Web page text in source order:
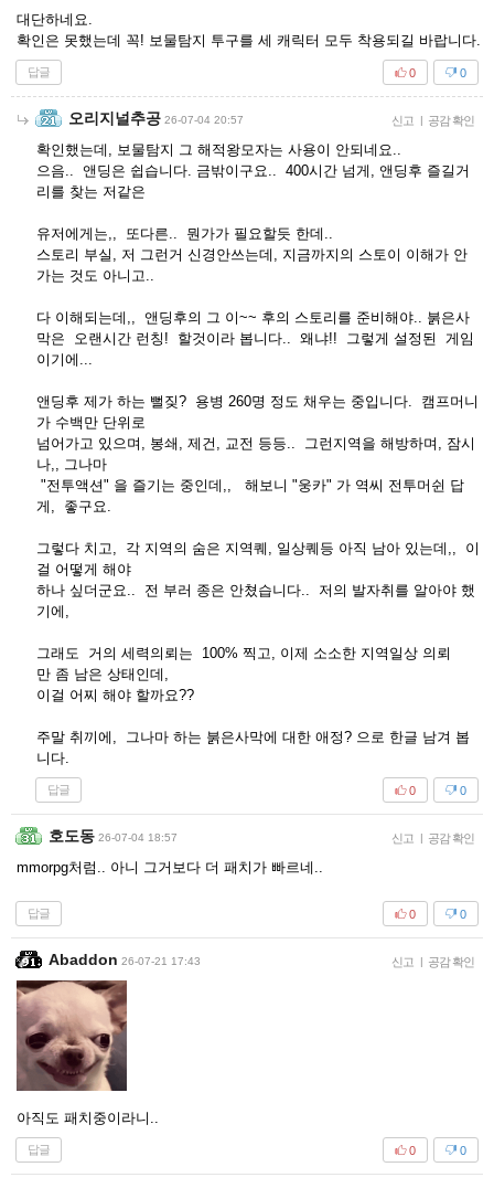
대단하네요.
확인은 못했는데 꼭! 보물탐지 투구를 세 캐릭터 모두 착용되길 바랍니다.
답글 0
0
오리지널추공 26-07-04 20:57 신고 | 공감 확인
확인했는데, 보물탐지 그 해적왕모자는 사용이 안되네요..
으음.. 앤딩은 쉽습니다. 금밖이구요.. 400시간 넘게, 앤딩후 즐길거
리를 찾는 저같은
유저에게는,, 또다른.. 뭔가가 필요할듯 한데..
스토리 부실, 저 그런거 신경안쓰는데, 지금까지의 스토이 이해가 안
가는 것도 아니고..
다 이해되는데,, 앤딩후의 그 이~~ 후의 스토리를 준비해야.. 붉은사
막은 오랜시간 런칭! 할것이라 봅니다.. 왜냐!! 그렇게 설정된 게임
이기에...
앤딩후 제가 하는 뻘짖? 용병 260명 정도 채우는 중입니다. 캠프머니
가 수백만 단위로
넘어가고 있으며, 봉쇄, 제건, 교전 등등.. 그런지역을 해방하며, 잠시
나,, 그나마
"전투액션" 을 즐기는 중인데,, 해보니 "웅카" 가 역씨 전투머쉰 답
게, 좋구요.
그렇다 치고, 각 지역의 숨은 지역퀘, 일상퀘등 아직 남아 있는데,, 이
걸 어떻게 해야
하나 싶더군요.. 전 부러 종은 안쳤습니다.. 저의 발자취를 알아야 했
기에,
그래도 거의 세력의뢰는 100% 찍고, 이제 소소한 지역일상 의뢰
만 좀 남은 상태인데,
이걸 어찌 해야 할까요??
주말 취끼에, 그나마 하는 붉은사막에 대한 애정? 으로 한글 남겨 봅
니다.
답글 0
0
호도동 26-07-04 18:57 신고 | 공감 확인
mmorpg처럼.. 아니 그거보다 더 패치가 빠르네..
답글 0
0
Abaddon 26-07-21 17:43 신고 | 공감 확인
아직도 패치중이라니..
답글 0
0